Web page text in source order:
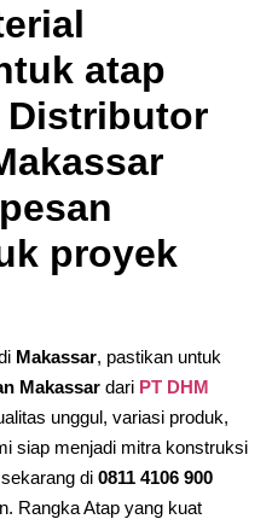
atap
Distributor
proyek
Makassar, pastikan untuk
Makassar dari PT DHM
unggul, variasi produk,
siap menjadi mitra konstruksi
di 0811 4106 900
Rangka Atap yang kuat